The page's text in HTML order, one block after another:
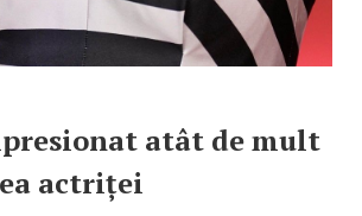
atât de mult
actriței